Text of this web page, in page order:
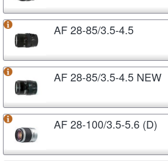
AF 28-85/3.5-4.5
AF 28-85/3.5-4.5 NEW
AF 28-100/3.5-5.6 (D)